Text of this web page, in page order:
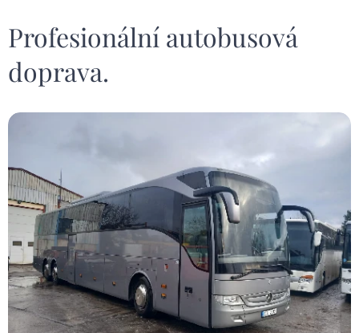
Profesionální autobusová
doprava.